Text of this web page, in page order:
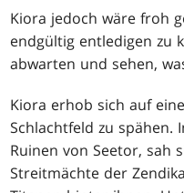
Kiora jedoch wäre froh
endgültig entledigen zu
abwarten und sehen,
Kiora erhob sich auf
Schlachtfeld zu spähen.
Ruinen von Seetor, sah
Streitmächte der